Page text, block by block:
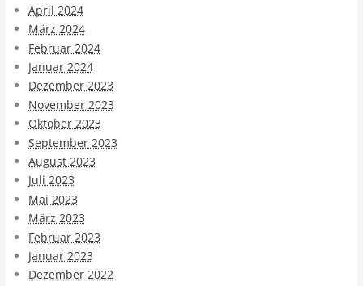
April 2024
März 2024
Februar 2024
Januar 2024
Dezember 2023
November 2023
Oktober 2023
September 2023
August 2023
Juli 2023
Mai 2023
März 2023
Februar 2023
Januar 2023
Dezember 2022